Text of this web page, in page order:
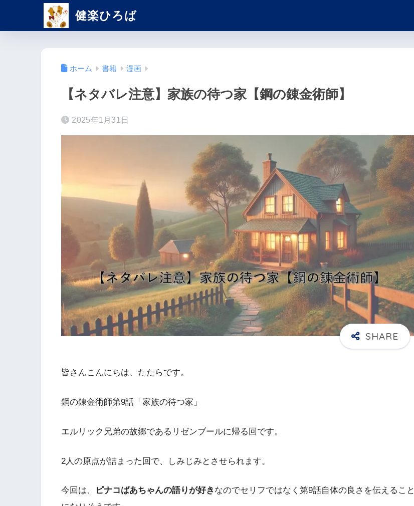
健楽ひろば
ホーム 書籍 漫画
【ネタバレ注意】家族の待つ家【鋼の錬金術師】
2025年1月31日
皆さんこんにちは、たたらです。
鋼の錬金術師第9話「家族の待つ家」
エルリック兄弟の故郷であるリゼンブールに帰る回です。
2人の原点が詰まった回で、しみじみとさせられます。
今回は、 ピナコばあちゃんの語りが好き なのでセリフではなく第9話自体の良さを伝えること